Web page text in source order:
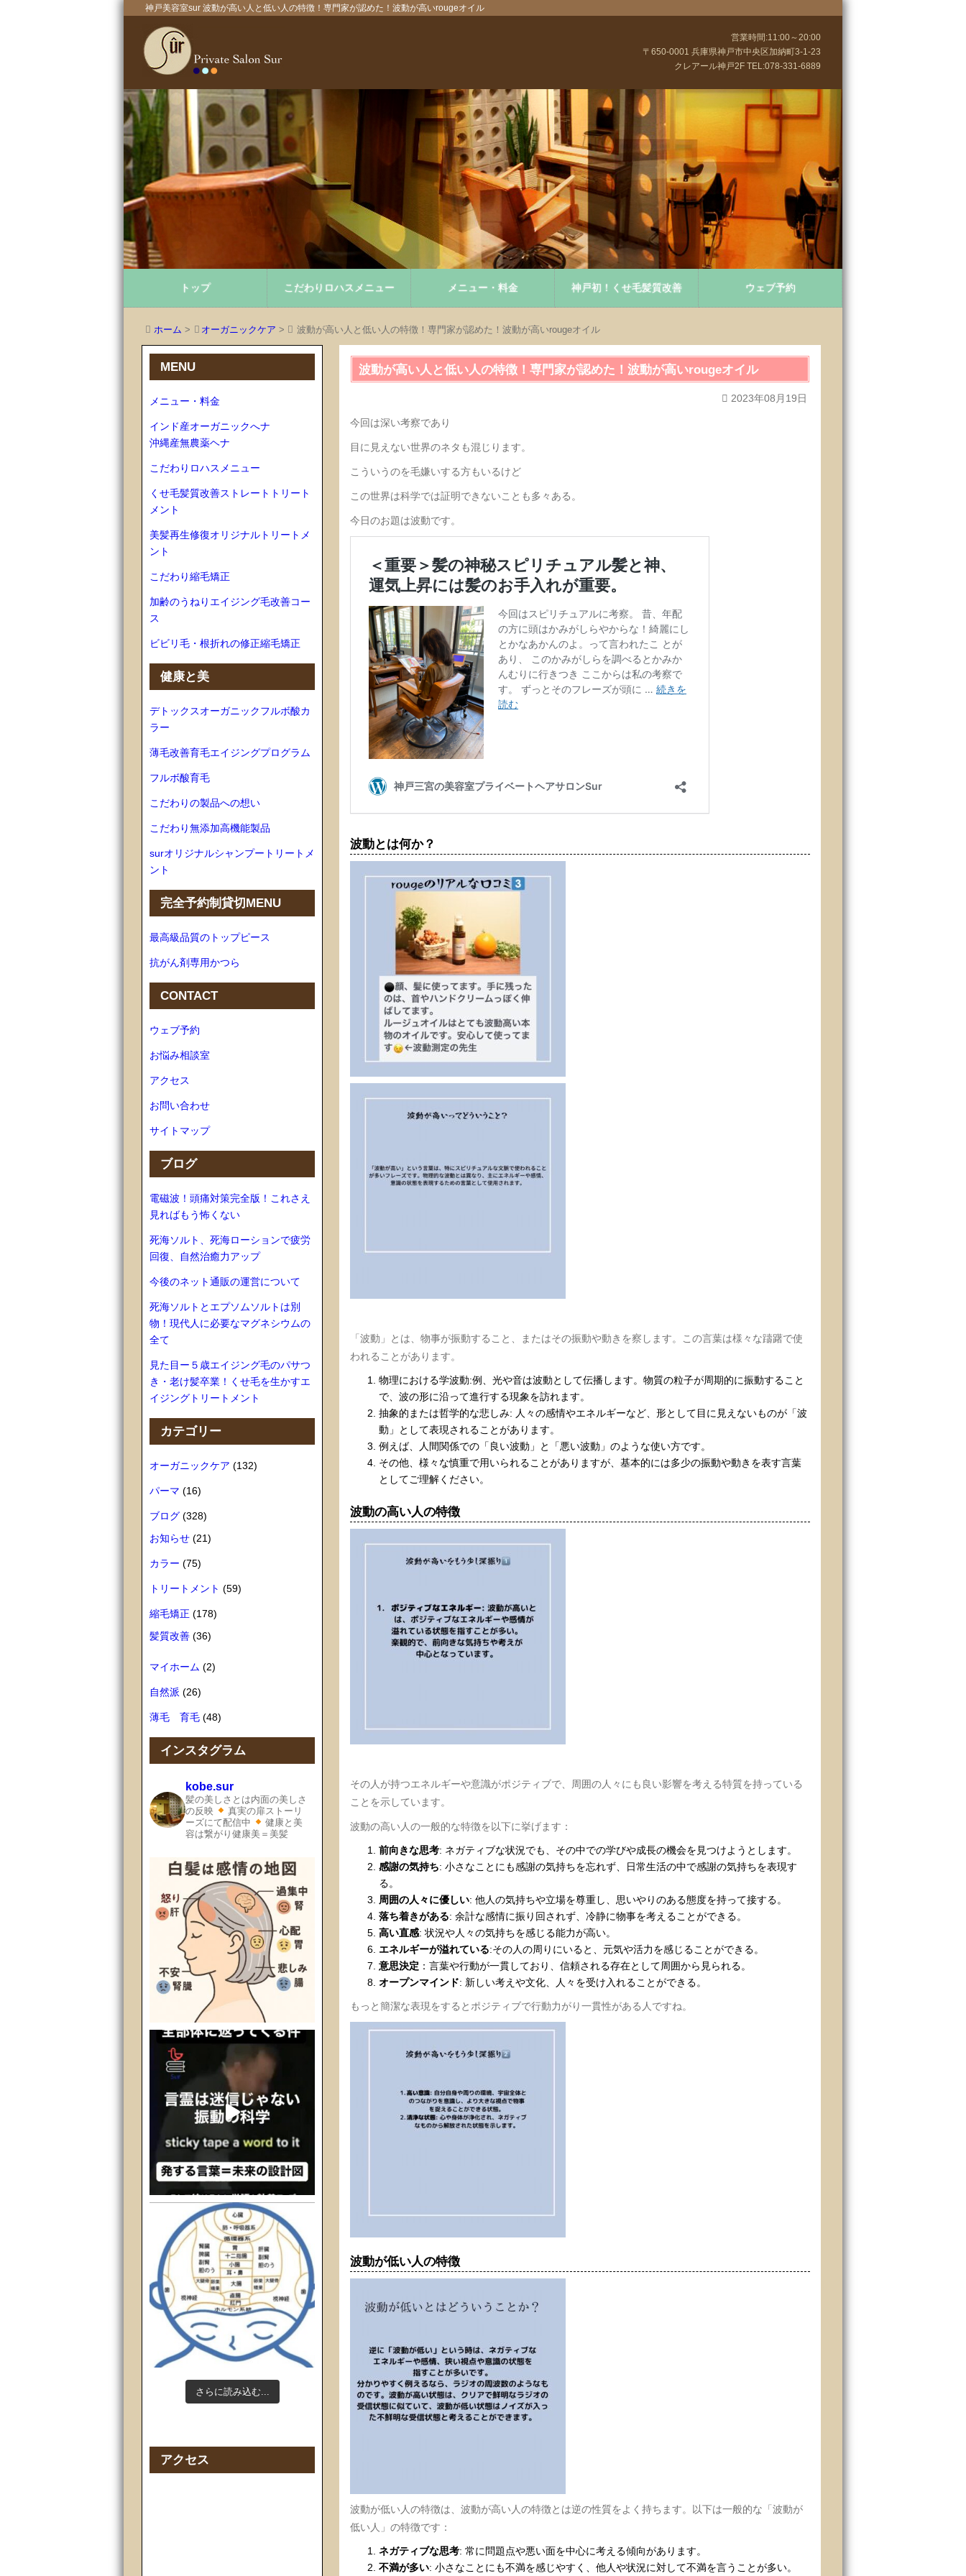
神戸美容室sur 波動が高い人と低い人の特徴！専門家が認めた！波動が高いrougeオイル
営業時間:11:00～20:00
〒650-0001 兵庫県神戸市中央区加納町3-1-23
クレアール神戸2F TEL:078-331-6889
トップ こだわりロハスメニュー メニュー・料金 神戸初！くせ毛髪質改善 ウェブ予約
ホーム > オーガニックケア > 波動が高い人と低い人の特徴！専門家が認めた！波動が高いrougeオイル
波動が高い人と低い人の特徴！専門家が認めた！波動が高いrougeオイル
2023年08月19日
今回は深い考察であり
目に見えない世界のネタも混じります。
こういうのを毛嫌いする方もいるけど
この世界は科学では証明できないことも多々ある。
今日のお題は波動です。
波動とは何か？
「波動」とは、物事が振動すること、またはその振動や動きを察します。この言葉は様々な躊躇で使
われることがあります。
物理における学波動:例、光や音は波動として伝播します。物質の粒子が周期的に振動すること
で、波の形に沿って進行する現象を訪れます。
抽象的または哲学的な悲しみ: 人々の感情やエネルギーなど、形として目に見えないものが「波
動」として表現されることがあります。
例えば、人間関係での「良い波動」と「悪い波動」のような使い方です。
その他、様々な慎重で用いられることがありますが、基本的には多少の振動や動きを表す言葉
としてご理解ください。
波動の高い人の特徴
その人が持つエネルギーや意識がポジティブで、周囲の人々にも良い影響を考える特質を持っている
ことを示しています。
波動の高い人の一般的な特徴を以下に挙げます：
前向きな思考: ネガティブな状況でも、その中での学びや成長の機会を見つけようとします。
感謝の気持ち: 小さなことにも感謝の気持ちを忘れず、日常生活の中で感謝の気持ちを表現す
る。
周囲の人々に優しい: 他人の気持ちや立場を尊重し、思いやりのある態度を持って接する。
落ち着きがある: 余計な感情に振り回されず、冷静に物事を考えることができる。
高い直感: 状況や人々の気持ちを感じる能力が高い。
エネルギーが溢れている:その人の周りにいると、元気や活力を感じることができる。
意思決定 ：言葉や行動が一貫しており、信頼される存在として周囲から見られる。
オープンマインド: 新しい考えや文化、人々を受け入れることができる。
もっと簡潔な表現をするとポジティブで行動力がり一貫性がある人ですね。
波動が低い人の特徴
波動が低い人の特徴は、波動が高い人の特徴とは逆の性質をよく持ちます。以下は一般的な「波動が
低い人」の特徴です：
ネガティブな思考: 常に問題点や悪い面を中心に考える傾向があります。
不満が多い: 小さなことにも不満を感じやすく、他人や状況に対して不満を言うことが多い。
MENU
メニュー・料金
インド産オーガニックへナ
沖縄産無農薬ヘナ
こだわりロハスメニュー
くせ毛髪質改善ストレートトリート
メント
美髪再生修復オリジナルトリートメ
ント
こだわり縮毛矯正
加齢のうねりエイジング毛改善コー
ス
ビビリ毛・根折れの修正縮毛矯正
健康と美
デトックスオーガニックフルボ酸カ
ラー
薄毛改善育毛エイジングプログラム
フルボ酸育毛
こだわりの製品への想い
こだわり無添加高機能製品
surオリジナルシャンプートリートメ
ント
完全予約制貸切MENU
最高級品質のトップピース
抗がん剤専用かつら
CONTACT
ウェブ予約
お悩み相談室
アクセス
お問い合わせ
サイトマップ
ブログ
電磁波！頭痛対策完全版！これさえ
見ればもう怖くない
死海ソルト、死海ローションで疲労
回復、自然治癒力アップ
今後のネット通販の運営について
死海ソルトとエプソムソルトは別
物！現代人に必要なマグネシウムの
全て
見た目ー５歳エイジング毛のパサつ
き・老け髪卒業！くせ毛を生かすエ
イジングトリートメント
カテゴリー
オーガニックケア (132)
パーマ (16)
ブログ (328)
お知らせ (21)
カラー (75)
トリートメント (59)
縮毛矯正 (178)
髪質改善 (36)
マイホーム (2)
自然派 (26)
薄毛 育毛 (48)
インスタグラム
kobe.sur
髪の美しさとは内面の美しさ
の反映
真実の扉ストーリ
ーズにて配信中
健康と美
容は繋がり健康美＝美髪
さらに読み込む...
アクセス